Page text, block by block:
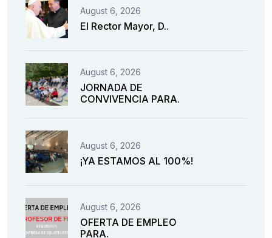
August 6, 2026
El Rector Mayor, D..
August 6, 2026
JORNADA DE
CONVIVENCIA PARA.
August 6, 2026
¡YA ESTAMOS AL 100%!
August 6, 2026
OFERTA DE EMPLEO
PARA.